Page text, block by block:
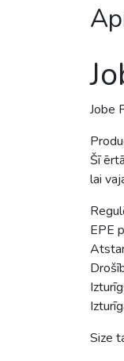
Jobe
Šī
lai
EPE
Size